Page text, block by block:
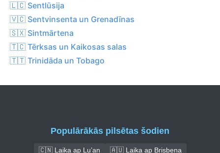
🇱🇨 Sentlūsija
🇻🇨 Sentvinsenta un Grenadīnas
🇸🇽 Sintmārtena
🇹🇨 Tērksas un Kaikosas salas
🇹🇹 Trinidāda un Tobago
Populārākās pilsētas šodien
🇨🇳 Laika ap Lu’an
🇦🇺 Laika ap Brisbena